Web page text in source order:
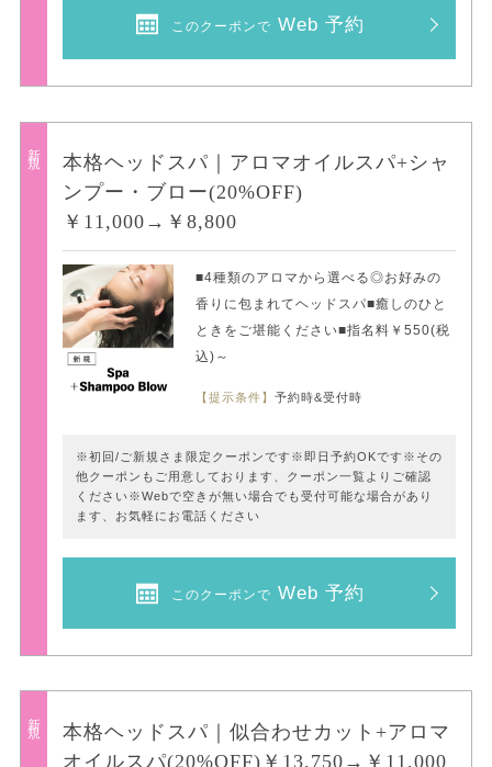
このクーポンで Web 予約
新規
本格ヘッドスパ｜アロマオイルスパ+シャ
ンプー・ブロー(20%OFF)
￥11,000→￥8,800
■4種類のアロマから選べる◎お好みの
香りに包まれてヘッドスパ■癒しのひと
ときをご堪能ください■指名料￥550(税
込)～
【提示条件】予約時&受付時
※初回/ご新規さま限定クーポンです※即日予約OKです※その
他クーポンもご用意しております、クーポン一覧よりご確認
ください※Webで空きが無い場合でも受付可能な場合があり
ます、お気軽にお電話ください
このクーポンで Web 予約
新規
本格ヘッドスパ｜似合わせカット+アロマ
オイルスパ(20%OFF)￥13,750→￥11,000